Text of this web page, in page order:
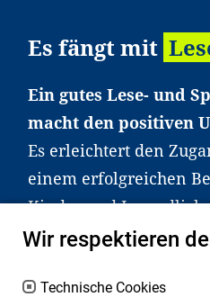
Es fängt mit
Ein gutes Lese- und
macht den positiven
Es erleichtert den
einem erfolgreichen
Kinder und
haben aber große
an Familien sowie an
Wir respektieren
Technische Cookies